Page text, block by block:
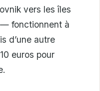
vers les îles
fonctionnent à
d’une autre
euros pour